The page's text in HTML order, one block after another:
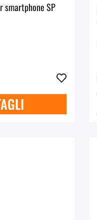
smartphone SP